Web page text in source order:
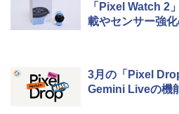
「Pixel Watch 2
載やセンサー強
3月の「Pixel
Gemini Liveの機